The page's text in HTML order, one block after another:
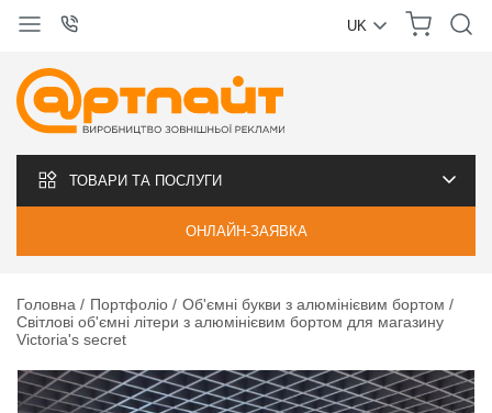
UK
ТОВАРИ ТА ПОСЛУГИ
ОНЛАЙН-ЗАЯВКА
Головна Портфоліо
Об'ємні букви з алюмінієвим бортом
Світлові об'ємні літери з алюмінієвим бортом для магазину
Victoria's secret